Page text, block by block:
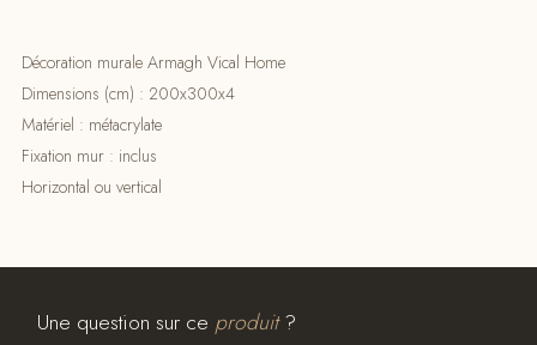
Décoration murale Armagh Vical Home
Dimensions (cm) : 200x300x4
Matériel : métacrylate
Fixation mur : inclus
Horizontal ou vertical
Une question sur ce produit?